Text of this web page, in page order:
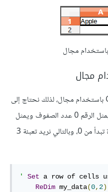
مجال
مجال
نريد تعبئة صف الخلايا من A3 إلى C3 باستخدام مجال، لذلك نحتاج إلى
تحديد مصفوفة أبعادها (0,2)، حيث يمثل الرقم 0 عدد الصفوف ويمثل
الرقم 2 عدد الأعمدة. لاحظ أن الأعمدة تبدأ من 0، وبالتالي نريد تعبئة 3
' Set a row of cells
ReDim my_data(0, 2)